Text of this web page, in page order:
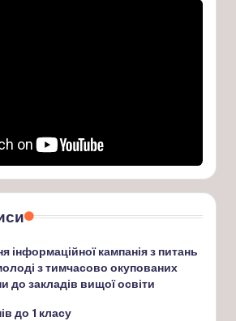
інформаційної кампанія з питань
з тимчасово окупованих
до закладів вищої освіти
до 1 класу